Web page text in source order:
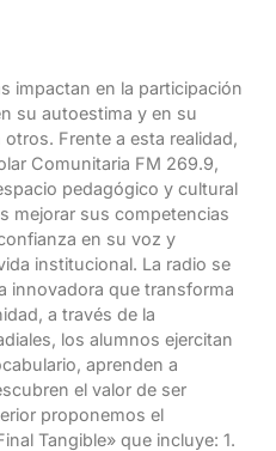
impactan en la participación
su autoestima y en su
Frente a esta realidad,
Comunitaria FM 269.9,
pedagógico y cultural
mejorar sus competencias
en su voz y
institucional. La radio se
innovadora que transforma
a través de la
los alumnos ejercitan
aprenden a
el valor de ser
proponemos el
Tangible» que incluye: 1.